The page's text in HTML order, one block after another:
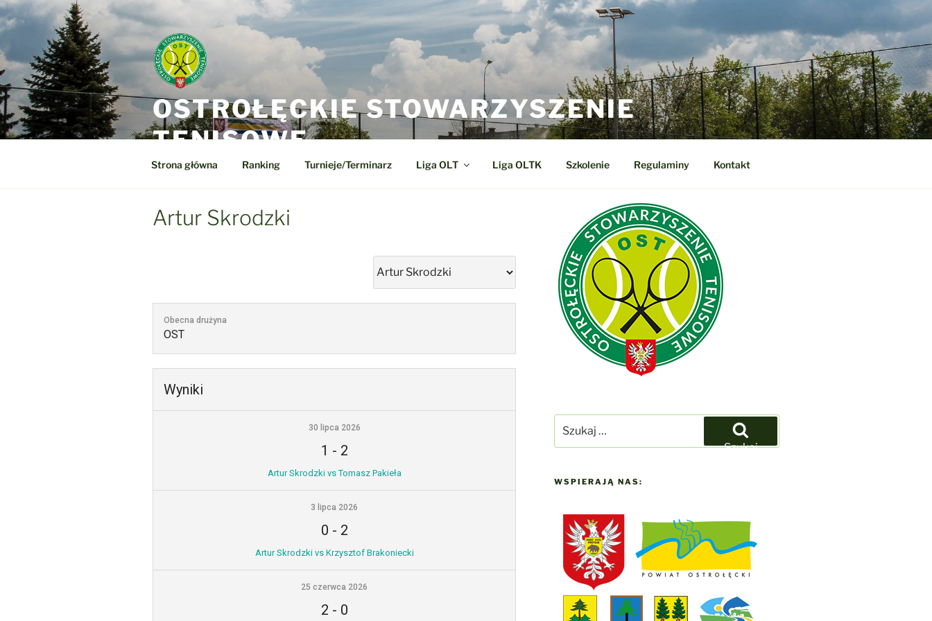
Przejdź
do
OSTROŁĘCKIE STOWARZYSZENIE
TENISOWE
Strona główna Ranking Turnieje/Terminarz Liga OLT Liga OLTK Szkolenie Regulaminy Kontakt
Artur Skrodzki
Obecna drużyna
OST
Wyniki
30 lipca 2026
1 - 2
Artur Skrodzki vs Tomasz Pakieła
3 lipca 2026
0 - 2
Artur Skrodzki vs Krzysztof Brakoniecki
25 czerwca 2026
2 - 0
Szukaj
WSPIERAJĄ NAS: